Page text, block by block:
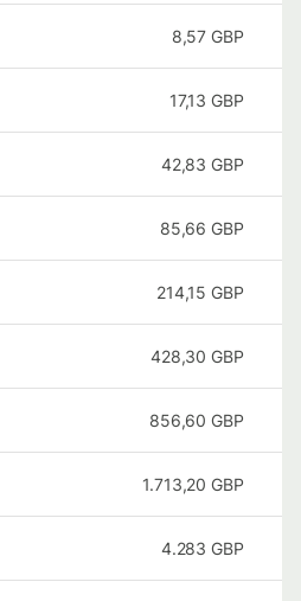
8,57 GBP
17,13 GBP
42,83 GBP
85,66 GBP
214,15 GBP
428,30 GBP
856,60 GBP
1.713,20 GBP
4.283 GBP